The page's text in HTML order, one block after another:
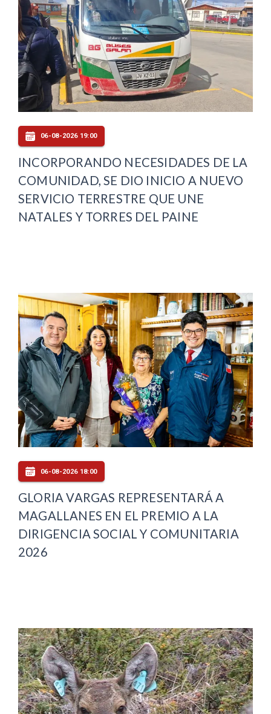
06-08-2026 19:00
INCORPORANDO NECESIDADES DE LA
COMUNIDAD, SE DIO INICIO A NUEVO
SERVICIO TERRESTRE QUE UNE
NATALES Y TORRES DEL PAINE
06-08-2026 18:00
GLORIA VARGAS REPRESENTARÁ A
MAGALLANES EN EL PREMIO A LA
DIRIGENCIA SOCIAL Y COMUNITARIA
2026